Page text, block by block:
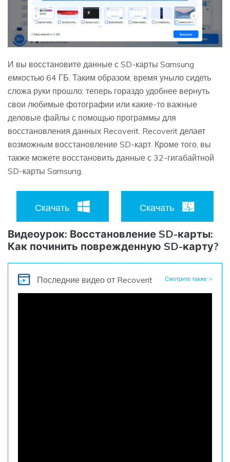
И вы восстановите данные с SD-карты Samsung
емкостью 64 ГБ. Таким образом, время уныло сидеть
сложа руки прошло; теперь гораздо удобнее вернуть
свои любимые фотографии или какие-то важные
деловые файлы с помощью программы для
восстановления данных Recoverit. Recoverit делает
возможным восстановление SD-карт. Кроме того, вы
также можете восстановить данные с 32-гигабайтной
SD-карты Samsung.
Скачать Скачать
Видеоурок: Восстановление SD-карты:
Как починить поврежденную SD-карту?
Последние видео от Recoverit Смотрите также >